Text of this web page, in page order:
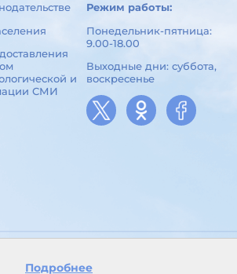
Подробнее
и
СМИ
Режим работы:
Понедельник-пятница:
9.00-18.00
Выходные дни: суббота,
воскресенье